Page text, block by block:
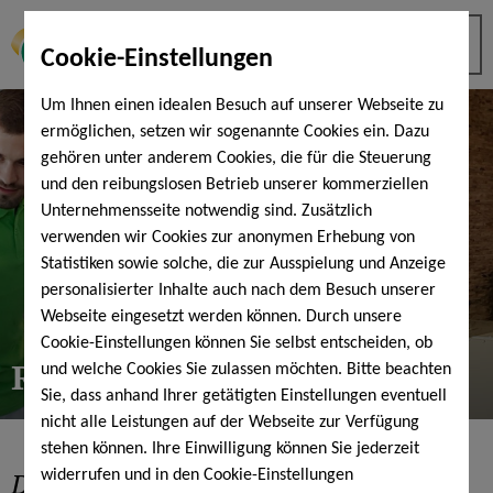
Cookie-Einstellungen
Um Ihnen einen idealen Besuch auf unserer Webseite zu
ermöglichen, setzen wir sogenannte Cookies ein. Dazu
gehören unter anderem Cookies, die für die Steuerung
und den reibungslosen Betrieb unserer kommerziellen
Unternehmensseite notwendig sind. Zusätzlich
verwenden wir Cookies zur anonymen Erhebung von
Statistiken sowie solche, die zur Ausspielung und Anzeige
personalisierter Inhalte auch nach dem Besuch unserer
Webseite eingesetzt werden können. Durch unsere
Cookie-Einstellungen können Sie selbst entscheiden, ob
und welche Cookies Sie zulassen möchten. Bitte beachten
Sie, dass anhand Ihrer getätigten Einstellungen eventuell
nicht alle Leistungen auf der Webseite zur Verfügung
stehen können. Ihre Einwilligung können Sie jederzeit
widerrufen und in den Cookie-Einstellungen
RückenZentrum
Das neue RückenZentrumder